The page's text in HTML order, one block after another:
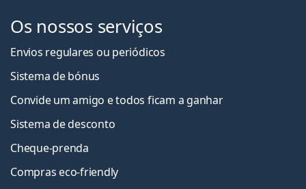
Os nossos serviços
Envios regulares ou periódicos
Sistema de bónus
Convide um amigo e todos ficam a ganhar
Sistema de desconto
Cheque-prenda
Compras eco-friendly